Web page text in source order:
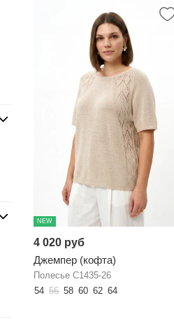
NEW
4 020 руб
Джемпер (кофта)
Полесье С1435-26
54 56 58 60 62 64